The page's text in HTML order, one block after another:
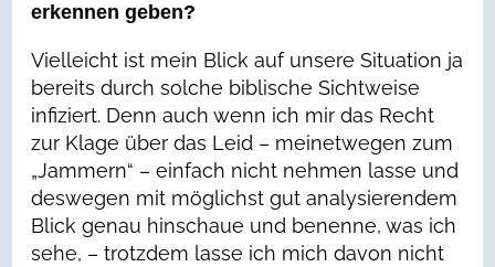
erkennen geben?
Vielleicht ist mein Blick auf unsere Situation ja
bereits durch solche biblische Sichtweise
infiziert. Denn auch wenn ich mir das Recht
zur Klage über das Leid – meinetwegen zum
„Jammern“ – einfach nicht nehmen lasse und
deswegen mit möglichst gut analysierendem
Blick genau hinschaue und benenne, was ich
sehe, – trotzdem lasse ich mich davon nicht